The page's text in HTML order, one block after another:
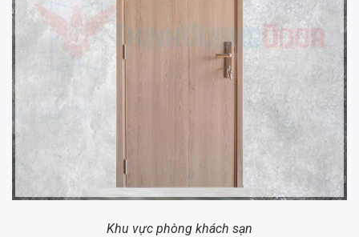
Khu vực phòng khách sạn